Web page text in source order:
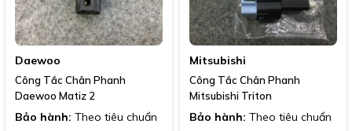
Daewoo
Công Tắc Chân Phanh
Daewoo Matiz 2
Bảo hành: Theo tiêu chuẩn
Mitsubishi
Công Tắc Chân Phanh
Mitsubishi Triton
Bảo hành: Theo tiêu chuẩn